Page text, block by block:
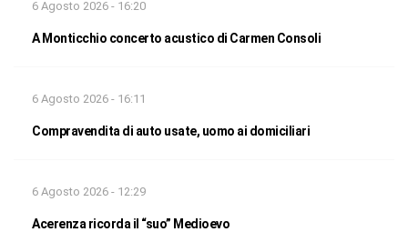
6 Agosto 2026 - 16:20
A Monticchio concerto acustico di Carmen Consoli
6 Agosto 2026 - 16:11
Compravendita di auto usate, uomo ai domiciliari
6 Agosto 2026 - 12:29
Acerenza ricorda il “suo” Medioevo